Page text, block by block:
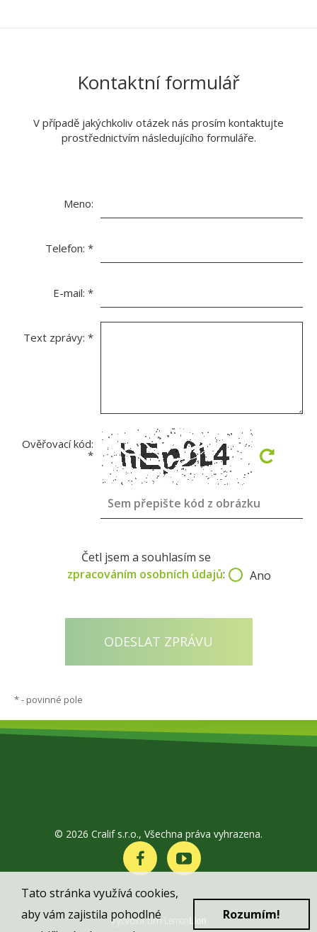
Kontaktní formulář
V případě jakýchkoliv otázek nás prosím kontaktujte
prostřednictvím následujícího formuláře.
Meno:
Telefon: *
E-mail: *
Text zprávy: *
Ověřovací kód:
*
Četl jsem a souhlasím se
zpracováním osobních údajů: Ano
*- povinné pole
© 2026 Cralif s.r.o., Všechna práva vyhrazena.
Vytvořil tím
Tato stránka využívá cookies,
aby vám zajistila pohodlné
Rozumím!